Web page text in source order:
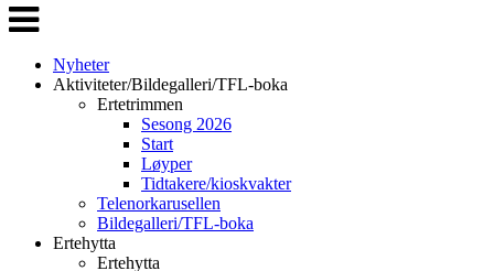
Veksle
navigasjon
Nyheter
Aktiviteter/Bildegalleri/TFL-boka
Ertetrimmen
Sesong 2026
Start
Løyper
Tidtakere/kioskvakter
Telenorkarusellen
Bildegalleri/TFL-boka
Ertehytta
Ertehytta